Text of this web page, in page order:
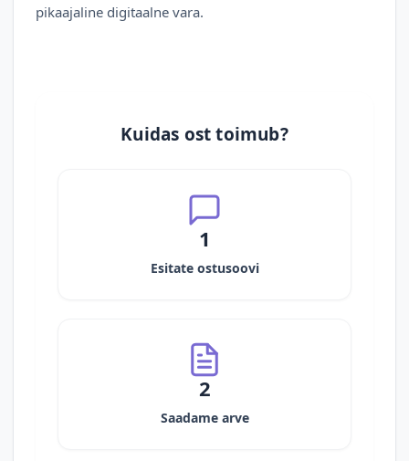
pikaajaline digitaalne vara.
Kuidas ost toimub?
1
Esitate ostusoovi
2
Saadame arve